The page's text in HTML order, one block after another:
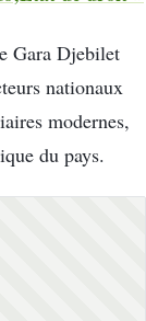
Gara Djebilet
nationaux
modernes,
du pays.